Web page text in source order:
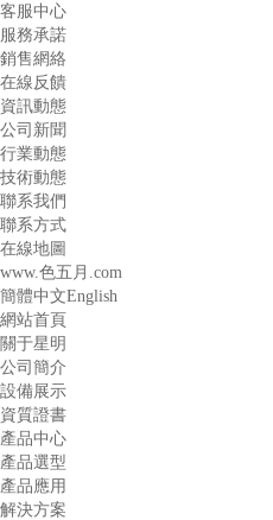
客服中心
服務承諾
銷售網絡
在線反饋
資訊動態
公司新聞
行業動態
技術動態
聯系我們
聯系方式
在線地圖
www.色五月.com
簡體中文English
網站首頁
關于星明
公司簡介
設備展示
資質證書
產品中心
產品選型
產品應用
解決方案